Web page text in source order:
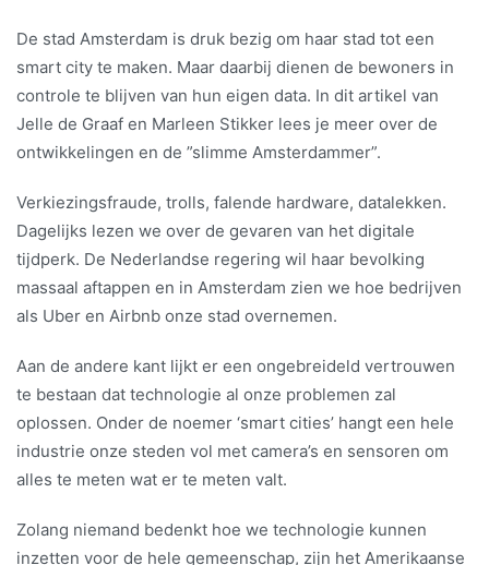
De stad Amsterdam is druk bezig om haar stad tot een
smart city te maken. Maar daarbij dienen de bewoners in
controle te blijven van hun eigen data. In dit artikel van
Jelle de Graaf en Marleen Stikker lees je meer over de
ontwikkelingen en de ”slimme Amsterdammer”.
Verkiezingsfraude, trolls, falende hardware, datalekken.
Dagelijks lezen we over de gevaren van het digitale
tijdperk. De ­Nederlandse regering wil haar bevolking
massaal aftappen en in Amsterdam zien we hoe bedrijven
als Uber en Airbnb onze stad overnemen.
Aan de andere kant lijkt er een ongebreideld vertrouwen
te bestaan dat technologie al onze problemen zal
oplossen. Onder de noemer ‘smart cities’ hangt een hele
industrie onze steden vol met camera’s en sensoren om
alles te meten wat er te meten valt.
Zolang niemand bedenkt hoe we technologie kunnen
inzetten voor de hele gemeenschap, zijn het Amerikaanse